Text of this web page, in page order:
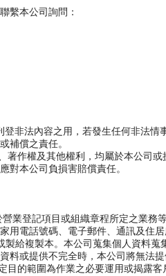
繫本公司詢問：
非法內容之用，若發生任何非法
補償之責任。
作權及其他權利，均屬於本公司
對本公司負損害賠償責任。
業登記項目或組織章程所定之業
電話號碼、電子郵件、通訊及住居
給複製本。本公司蒐集個人資料
或提供不完全時，本公司將無法
的範圍為作業之必要運用或揭露